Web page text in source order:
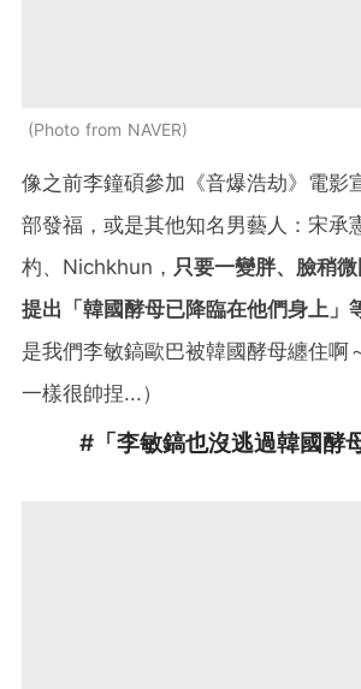
Photo from NAVER
像之前李鐘碩參加《音爆浩劫》電影
部發福，或是其他知名男藝人：宋承
杓、Nichkhun， 只要一變胖、臉稍
提出「韓國酵母已降臨在他們身上」
是我們李敏鎬歐巴被韓國酵母纏住啊
一樣很帥捏...）
#「李敏鎬也沒逃過韓國酵